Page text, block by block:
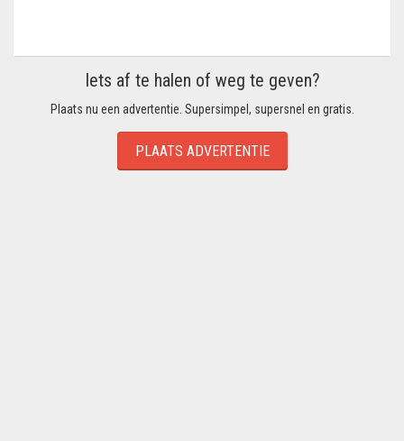
Iets af te halen of weg te geven?
Plaats nu een advertentie. Supersimpel, supersnel en gratis.
PLAATS ADVERTENTIE